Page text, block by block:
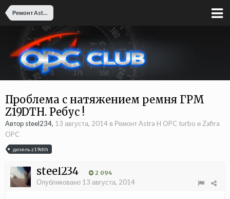
Ремонт Astra H OPC turbo и Zafira OPC
Проблема с натяжением ремня ГРМ
Z19DTH. Ребус !
Автор steel234, 13 августа, 2014 в Ремонт Astra H OPC turbo и Zafira
OPC
дизель z19dth
steel234 2 094
Опубликовано 13 августа, 2014